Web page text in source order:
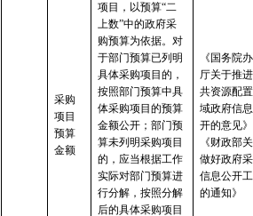
采购
项目
预算
金额
项目，以预算“二
上数”中的政府采
购预算为依据。对
于部门预算已列明
具体采购项目的，
按照部门预算中具
体采购项目的预算
金额公开；部门预
算未列明采购项目
的，应当根据工作
实际对部门预算进
行分解，按照分解
后的具体采购项目
《国务院
厅关于推
共资源配
域政府信
开的意见
《财政部
做好政府
信息公开
的通知》